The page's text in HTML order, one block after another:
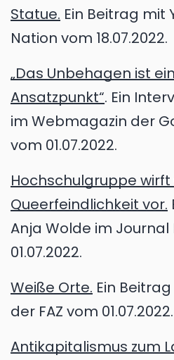
Statue. Ein Beitrag mit
Nation vom 18.07.2022.
„Das Unbehagen ist
Ansatzpunkt“. Ein
im Webmagazin der
vom 01.07.2022.
Hochschulgruppe
Queerfeindlichkeit vor.
Anja Wolde im
01.07.2022.
Weiße Orte. Ein
der FAZ vom 01.07.2022.
Antikapitalismus zum